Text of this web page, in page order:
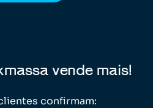
vende mais!
confirmam: